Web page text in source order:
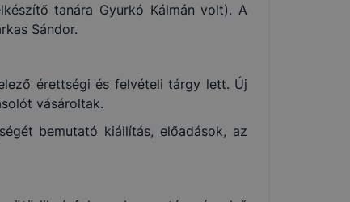
tanára Gyurkó Kálmán volt). A
Sándor.
érettségi és felvételi tárgy lett. Új
vásároltak.
bemutató kiállítás, előadások, az